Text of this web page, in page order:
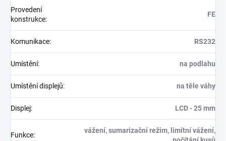
Provedení
konstrukce:
FE
Komunikace: RS232
Umístění: na podlahu
Umístění displejů: na těle váhy
Displej: LCD - 25 mm
Funkce:
vážení, sumarizační režim, limitní vážení,